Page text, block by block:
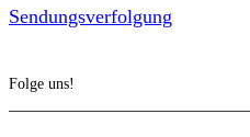
Sendungsverfolgung
Folge uns!